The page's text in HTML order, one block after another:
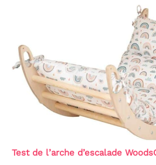
Test de l’arche d’escalade